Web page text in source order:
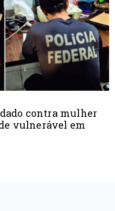
contra mulher
vulnerável em